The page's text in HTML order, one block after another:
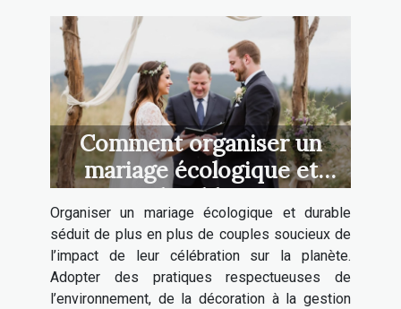
Comment organiser un
mariage écologique et
durable ?
Organiser un mariage écologique et durable
séduit de plus en plus de couples soucieux de
l’impact de leur célébration sur la planète.
Adopter des pratiques respectueuses de
l’environnement, de la décoration à la gestion